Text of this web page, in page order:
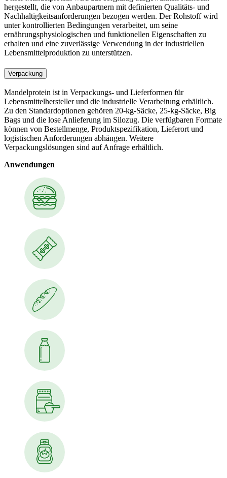
hergestellt, die von Anbaupartnern mit definierten Qualitäts- und
Nachhaltigkeitsanforderungen bezogen werden. Der Rohstoff wird
unter kontrollierten Bedingungen verarbeitet, um seine
ernährungsphysiologischen und funktionellen Eigenschaften zu
erhalten und eine zuverlässige Verwendung in der industriellen
Lebensmittelproduktion zu unterstützen.
Verpackung
Mandelprotein ist in Verpackungs- und Lieferformen für
Lebensmittelhersteller und die industrielle Verarbeitung erhältlich.
Zu den Standardoptionen gehören 20-kg-Säcke, 25-kg-Säcke, Big
Bags und die lose Anlieferung im Silozug. Die verfügbaren Formate
können von Bestellmenge, Produktspezifikation, Lieferort und
logistischen Anforderungen abhängen. Weitere
Verpackungslösungen sind auf Anfrage erhältlich.
Anwendungen